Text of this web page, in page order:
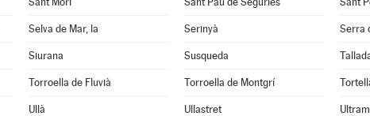
Selva de Mar, la Serinyà Serra
Siurana Susqueda
Torroella de Fluvià Torroella de Montgrí
Ullà Ullastret